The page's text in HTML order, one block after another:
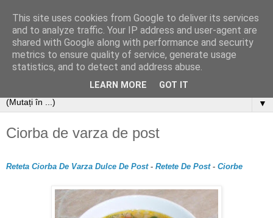
▼
Ciorba de varza de post
Reteta Ciorba De Varza Dulce De Post- Retete De Post- Ciorbe
This site uses cookies from Google to deliver its services
and to analyze traffic. Your IP address and user-agent are
shared with Google along with performance and security
metrics to ensure quality of service, generate usage
statistics, and to detect and address abuse.
LEARN MORE GOT IT